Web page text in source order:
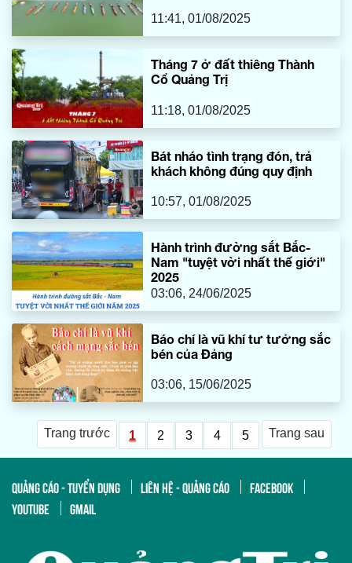
11:41, 01/08/2025
Tháng 7 ở đất thiêng Thành
Cổ Quảng Trị
11:18, 01/08/2025
Bát nháo tình trạng đón, trả
khách không đúng quy định
10:57, 01/08/2025
Hành trình đường sắt Bắc-
Nam "tuyệt vời nhất thế giới"
2025
03:06, 24/06/2025
Báo chí là vũ khí tư tưởng sắc
bén của Đảng
03:06, 15/06/2025
Trang trước 1 2 3 4 5 Trang sau
QUẢNG CÁO - TUYỂN DỤNG LIÊN HỆ - QUẢNG CÁO
FACEBOOK
YOUTUBE
GMAIL